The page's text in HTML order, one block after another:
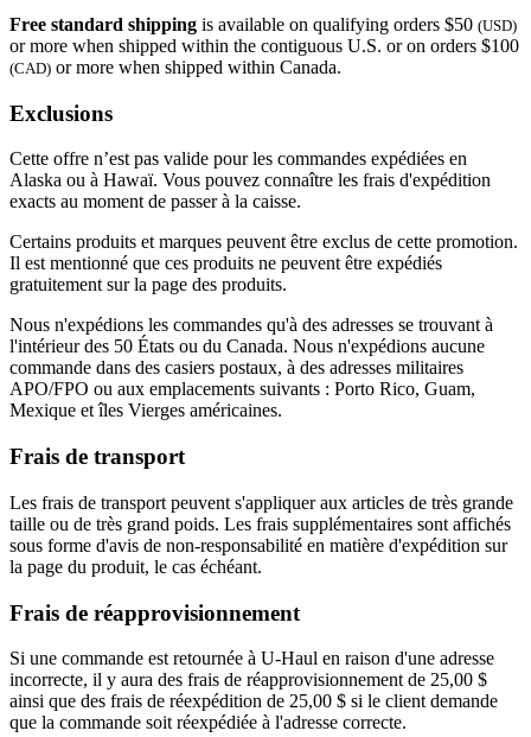
Free standard shipping is available on qualifying orders $50 (USD)
or more when shipped within the contiguous U.S. or on orders $100
(CAD) or more when shipped within Canada.
Exclusions
Cette offre n’est pas valide pour les commandes expédiées en
Alaska ou à Hawaï. Vous pouvez connaître les frais d'expédition
exacts au moment de passer à la caisse.
Certains produits et marques peuvent être exclus de cette promotion.
Il est mentionné que ces produits ne peuvent être expédiés
gratuitement sur la page des produits.
Nous n'expédions les commandes qu'à des adresses se trouvant à
l'intérieur des 50 États ou du Canada. Nous n'expédions aucune
commande dans des casiers postaux, à des adresses militaires
APO/FPO ou aux emplacements suivants : Porto Rico, Guam,
Mexique et îles Vierges américaines.
Frais de transport
Les frais de transport peuvent s'appliquer aux articles de très grande
taille ou de très grand poids. Les frais supplémentaires sont affichés
sous forme d'avis de non-responsabilité en matière d'expédition sur
la page du produit, le cas échéant.
Frais de réapprovisionnement
Si une commande est retournée à U-Haul en raison d'une adresse
incorrecte, il y aura des frais de réapprovisionnement de 25,00 $
ainsi que des frais de réexpédition de 25,00 $ si le client demande
que la commande soit réexpédiée à l'adresse correcte.